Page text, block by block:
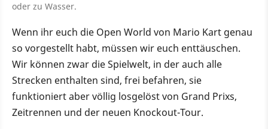
oder zu Wasser.
Wenn ihr euch die Open World von Mario Kart genau
so vorgestellt habt, müssen wir euch enttäuschen.
Wir können zwar die Spielwelt, in der auch alle
Strecken enthalten sind, frei befahren, sie
funktioniert aber völlig losgelöst von Grand Prixs,
Zeitrennen und der neuen Knockout-Tour.